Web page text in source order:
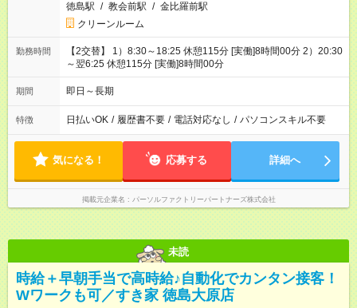
徳島駅 / 教会前駅 / 金比羅前駅
クリーンルーム
勤務時間
【2交替】 1）8:30～18:25 休憩115分 [実働]8時間00分 2）20:30
～翌6:25 休憩115分 [実働]8時間00分
期間 即日～長期
特徴 日払いOK / 履歴書不要 / 電話対応なし / パソコンスキル不要
気になる！ 応募する 詳細へ
掲載元企業名 パーソルファクトリーパートナーズ株式会社
未読
時給＋早朝手当で高時給♪自動化でカンタン接客！
Wワークも可／すき家 徳島大原店